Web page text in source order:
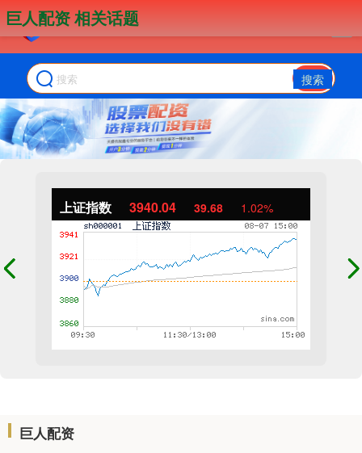
搜索
上证指数 3940.04 39.68 1.02%
巨人配资
巨人配资 相关话题